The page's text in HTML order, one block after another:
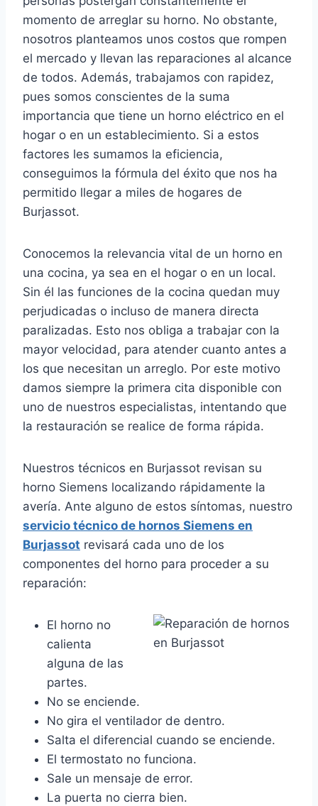
momento de arreglar su horno. No obstante,
nosotros planteamos unos costos que rompen
el mercado y llevan las reparaciones al alcance
de todos. Además, trabajamos con rapidez,
pues somos conscientes de la suma
importancia que tiene un horno eléctrico en el
hogar o en un establecimiento. Si a estos
factores les sumamos la eficiencia,
conseguimos la fórmula del éxito que nos ha
permitido llegar a miles de hogares de
Burjassot.
Conocemos la relevancia vital de un horno en
una cocina, ya sea en el hogar o en un local.
Sin él las funciones de la cocina quedan muy
perjudicadas o incluso de manera directa
paralizadas. Esto nos obliga a trabajar con la
mayor velocidad, para atender cuanto antes a
los que necesitan un arreglo. Por este motivo
damos siempre la primera cita disponible con
uno de nuestros especialistas, intentando que
la restauración se realice de forma rápida.
Nuestros técnicos en Burjassot revisan su
horno Siemens localizando rápidamente la
avería. Ante alguno de estos síntomas, nuestro
servicio técnico de hornos Siemens en
Burjassot revisará cada uno de los
componentes del horno para proceder a su
reparación:
El horno no
calienta
alguna de las
partes.
No se enciende.
No gira el ventilador de dentro.
Salta el diferencial cuando se enciende.
El termostato no funciona.
Sale un mensaje de error.
La puerta no cierra bien.